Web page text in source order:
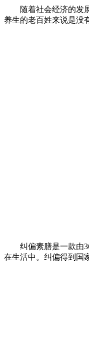
随着社会经济的发展
养生的老百姓来说是没
纠偏素膳是一款由36
在生活中。纠偏得到国